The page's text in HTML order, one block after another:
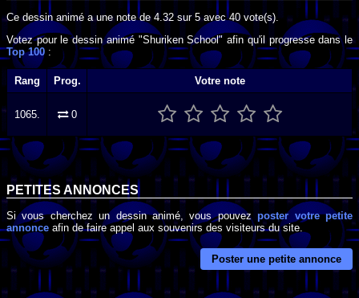
Ce dessin animé a une note de 4.32sur5avec40 vote(s).
Votez pour le dessin animé "Shuriken School" afin qu'il progresse dans le
Top 100 :
Rang Prog. Votre note
1065. 0
PETITES ANNONCES
Si vous cherchez un dessin animé, vous pouvezposter votre petite
annonce afin de faire appel aux souvenirs des visiteurs du site.
Poster une petite annonce